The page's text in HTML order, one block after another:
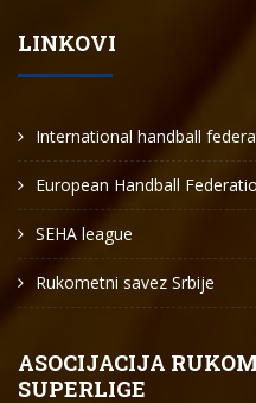
LINKOVI
International handball
European Handball
SEHA league
Rukometni savez Srbije
ASOCIJACIJA
SUPERLIGE